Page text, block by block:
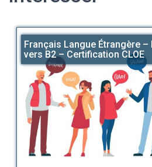
Français Langue Étrangère –
vers B2 – Certification CLOE